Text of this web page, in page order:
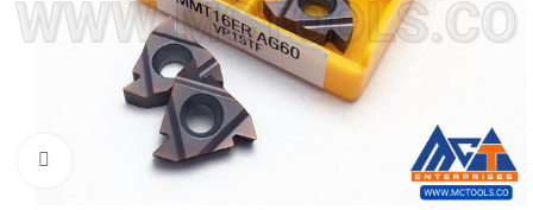
Click to enlarge